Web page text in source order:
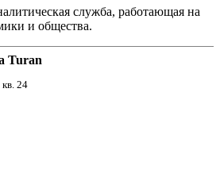
служба, работающая на
и общества.
Turan
24